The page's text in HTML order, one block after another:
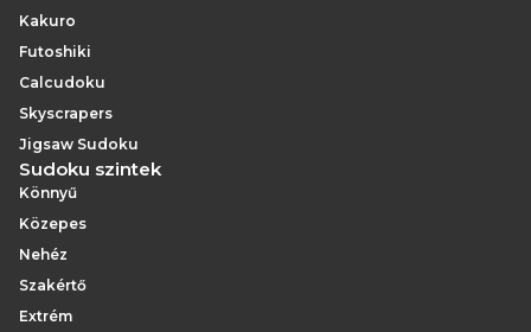
Kakuro
Futoshiki
Calcudoku
Skyscrapers
Jigsaw Sudoku
Sudoku szintek
Könnyű
Közepes
Nehéz
Szakértő
Extrém